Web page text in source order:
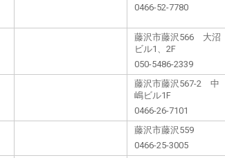
0466-52-7780
藤沢市藤沢566 大沼
ビル1、2F
050-5486-2339
藤沢市藤沢567-2 中
嶋ビル1F
0466-26-7101
藤沢市藤沢559
0466-25-3005